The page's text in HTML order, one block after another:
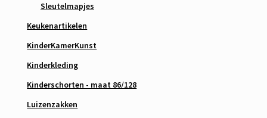
Sleutelmapjes
Keukenartikelen
KinderKamerKunst
Kinderkleding
Kinderschorten - maat 86/128
Luizenzakken